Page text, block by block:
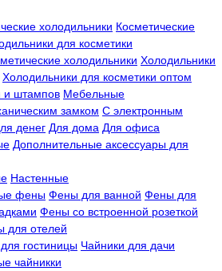
холодильники Косметические
для косметики
холодильники Холодильники
Холодильники для косметики оптом
и штампов Мебельные
замком С электронным
денег Для дома Для офиса
Дополнительные аксессуары для
Настенные
фены Фены для ванной Фены для
Фены со встроенной розеткой
для отелей
гостиницы Чайники для дачи
чайникки